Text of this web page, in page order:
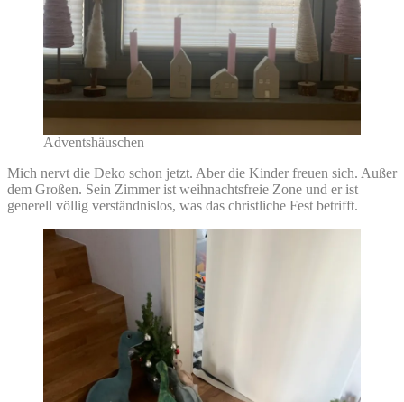
Adventshäuschen
Mich nervt die Deko schon jetzt. Aber die Kinder freuen sich. Außer
dem Großen. Sein Zimmer ist weihnachtsfreie Zone und er ist
generell völlig verständnislos, was das christliche Fest betrifft.